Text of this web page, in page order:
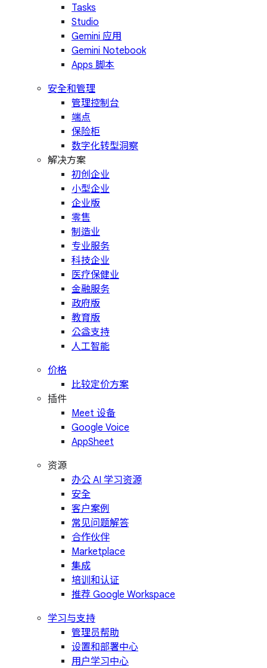
Tasks
Studio
Gemini 应用
Gemini Notebook
Apps 脚本
安全和管理
管理控制台
端点
保险柜
数字化转型洞察
解决方案
初创企业
小型企业
企业版
零售
制造业
专业服务
科技企业
医疗保健业
金融服务
政府版
教育版
公益支持
人工智能
价格
比较定价方案
插件
Meet 设备
Google Voice
AppSheet
资源
办公 AI 学习资源
安全
客户案例
常见问题解答
合作伙伴
Marketplace
集成
培训和认证
推荐 Google Workspace
学习与支持
管理员帮助
设置和部署中心
用户学习中心